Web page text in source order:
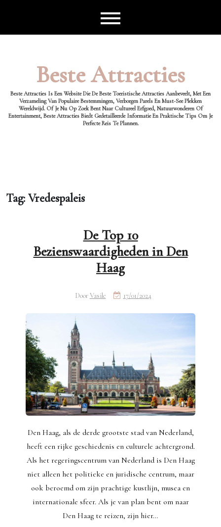
Beste Attracties
Beste Attracties Is Een Website Die De Beste Toeristische Attracties Aanbeveelt, Met Een
Verzameling Van Populaire Bestemmingen, Verborgen Parels En Must-See Plekken
Wereldwijd. Of Je Nu Op Zoek Bent Naar Cultureel Erfgoed, Natuurwonderen Of
Entertainment, Beste Attracties Biedt Gedetailleerde Informatie En Praktische Tips Om Je
Perfecte Reis Te Plannen.
Tag: Vredespaleis
De Top 10
Bezienswaardigheden in Den
Haag
DoorVasile 17/01/2024
Den Haag, als de derde grootste stad van Nederland,
heeft een rijke geschiedenis en culturele achtergrond.
Als het regeringscentrum van Nederland is Den Haag
niet alleen het politieke en juridische centrum, maar
ook beroemd om zijn prachtige kustlijn, musea en
internationale sfeer. Als je van plan bent om naar
Den Haag te reizen, zijn hier…